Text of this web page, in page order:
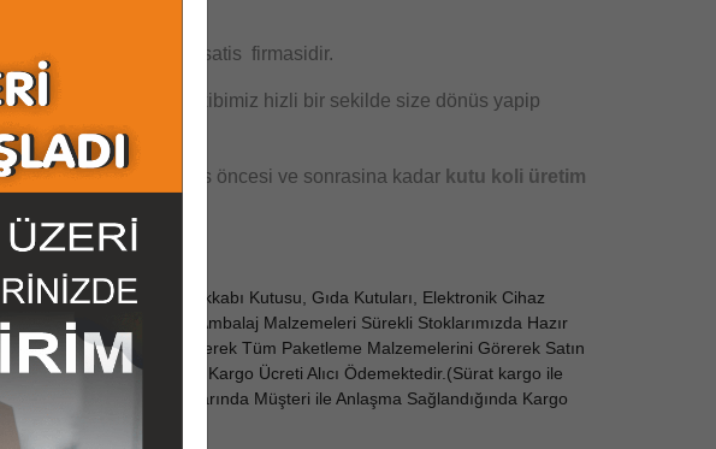
sahip satis firmasidir.
durumunda grafiker ekibimiz hizli bir sekilde size dönüs yapip
verilmektedir. Satis öncesi ve sonrasina kadar kutu koli üretim
Kutusu, Karton Kutu,Ayakkabı Kutusu, Gıda Kutuları, Elektronik Cihaz
Kutular,Koli Bandı ve Ambalaj Malzemeleri Sürekli Stoklarımızda Hazır
Adresimize Gelerek Tüm Paketleme Malzemelerini Görerek Satın
TL den AzSiparişlerde
Kargo Ücreti Alıcı Ödemektedir.(Sürat kargo ile
Teslimat Koşullarında Müşteri ile Anlaşma Sağlandığında Kargo